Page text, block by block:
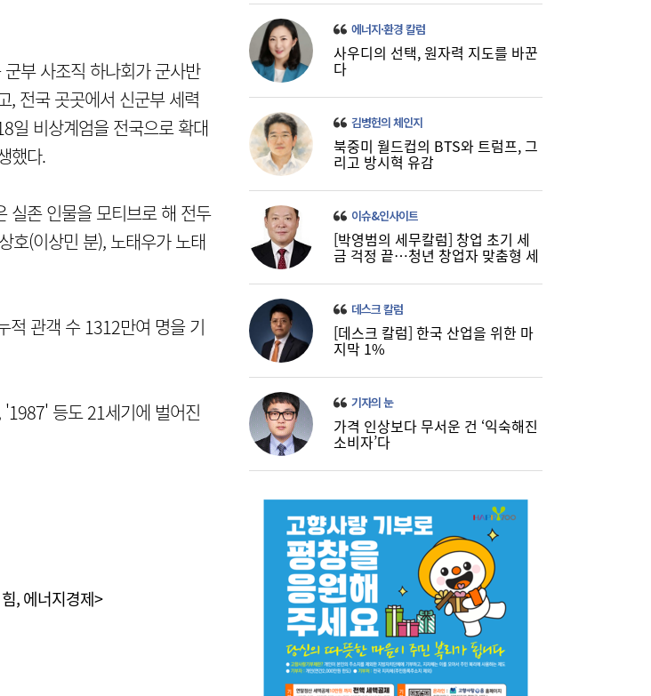
부 사조직 하나회가 군사반
, 전국 곳곳에서 신군부 세력
일 비상계엄을 전국으로 확대
했다.
실존 인물을 모티브로 해 전두
호(이상민 분), 노태우가 노태
적 관객 수 1312만여 명을 기
등도 21세기에 벌어진
, 에너지경제>
이쯤되면 ‘내홍위’…국힘 윤리위원 또 사퇴,
윤리위 내부 갈등 확산
에너지·환경 칼럼
사우디의 선택, 원자력 지도를 바꾼
다
김병헌의 체인지
북중미 월드컵의 BTS와 트럼프, 그
리고 방시혁 유감
이슈&인사이트
[박영범의 세무칼럼] 창업 초기 세
금 걱정 끝…청년 창업자 맞춤형 세
데스크 칼럼
[데스크 칼럼] 한국 산업을 위한 마
지막 1%
기자의 눈
가격 인상보다 무서운 건 ‘익숙해진
소비자’다